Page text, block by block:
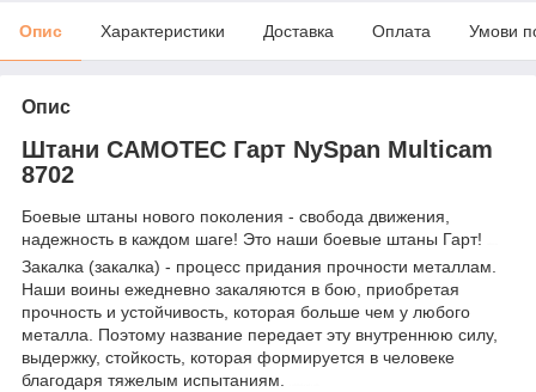
Опис Характеристики Доставка Оплата Умови
Опис
Штани CAMOTEC Гарт NySpan Multicam
8702
Боевые штаны нового поколения - свобода движения,
надежность в каждом шаге! Это наши боевые штаны Гарт!
Закалка (закалка) - процесс придания прочности металлам.
Наши воины ежедневно закаляются в бою, приобретая
прочность и устойчивость, которая больше чем у любого
металла. Поэтому название передает эту внутреннюю силу,
выдержку, стойкость, которая формируется в человеке
благодаря тяжелым испытаниям.